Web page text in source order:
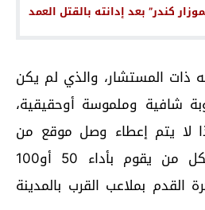
كندر” بعد إدانته بالقتل العمد
ذات المستشار، والذي لم يكن
شافية وملموسة أوحقيقية،
لا يتم إعطاء وصل موقع من
طرف هذه الجمعية لكل من يقوم بأداء 50 أو100
بملاعب القرب بالمدينة